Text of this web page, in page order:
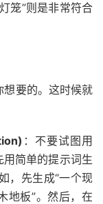
笼”则是非常符合
想要的。这时候就
：不要试图用
简单的提示词生
，先生成“一个现
地板”。然后，在